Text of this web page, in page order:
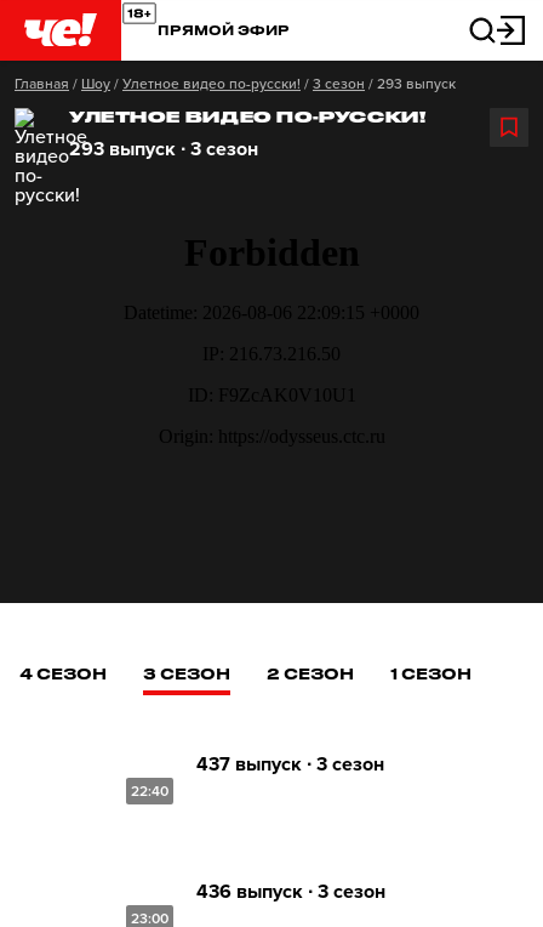
ПРЯМОЙ ЭФИР
Главная / Шоу / Улетное видео по-русски! / 3 сезон / 293 выпуск
УЛЕТНОЕ ВИДЕО ПО-РУССКИ!
293 выпуск ∙ 3 сезон
4 СЕЗОН 3 СЕЗОН 2 СЕЗОН 1 СЕЗОН
22:40
437 выпуск ∙ 3 сезон
23:00
436 выпуск ∙ 3 сезон